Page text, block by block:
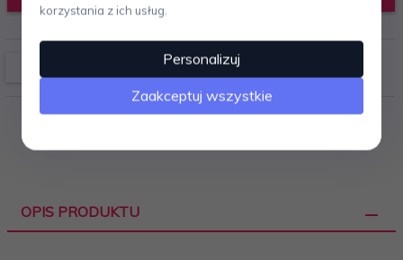
OPIS PRODUKTU
korzystania z ich usług.
Personalizuj
Zaakceptuj wszystkie